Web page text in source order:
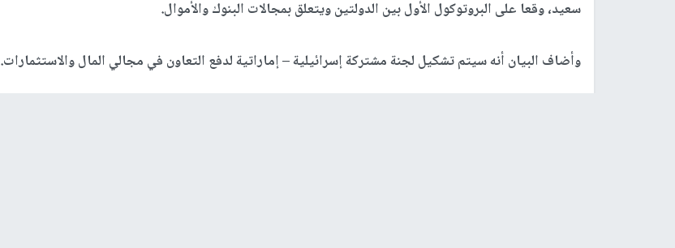
سعيد، وقعا على البروتوكول الأول بين الدولتين ويتعلق بمجالات البنوك والأموال.
وأضاف البيان أنه سيتم تشكيل لجنة مشتركة إسرائيلية – إماراتية لدفع التعاون في مجالي المال والاستثمارات.